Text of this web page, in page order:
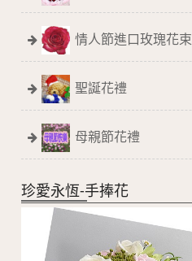
情人節進口玫瑰花束
聖誕花禮
母親節花禮
珍愛永恆-手捧花